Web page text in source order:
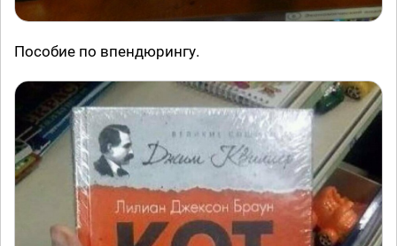
Пособие по впендюрингу.